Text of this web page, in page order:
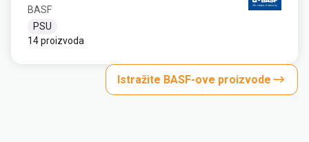
BASF
PSU
14 proizvoda
Istražite BASF-ove proizvode